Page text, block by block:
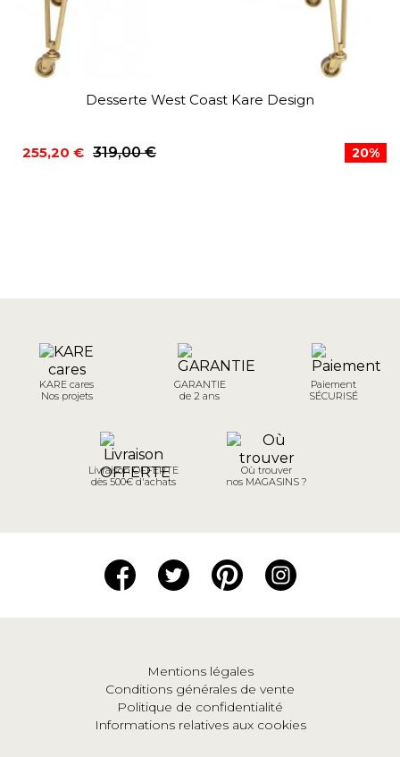
Desserte West Coast Kare Design
319,00 €
255,20 € 20%
KARE cares
Nos projets
GARANTIE
de 2 ans
Paiement
SÉCURISÉ
Livraison OFFERTE
dès 500€ d'achats
Où trouver
nos MAGASINS ?
Mentions légales
Conditions générales de vente
Politique de confidentialité
Informations relatives aux cookies